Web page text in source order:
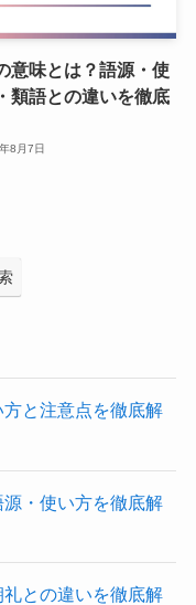
意味とは？語源・使
類語との違いを徹底
8月7日
と注意点を徹底解
・使い方を徹底解
との違いを徹底解